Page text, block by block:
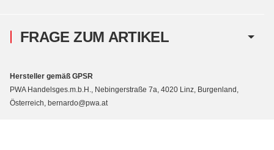
FRAGE ZUM ARTIKEL
Hersteller gemäß GPSR
PWA Handelsges.m.b.H., Nebingerstraße 7a, 4020 Linz, Burgenland,
Österreich, bernardo@pwa.at